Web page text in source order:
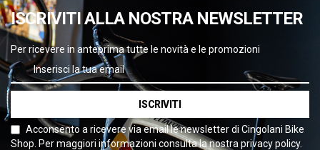
ISCRIVITI ALLA NOSTRA NEWSLETTER
Per ricevere in anteprima tutte le novità e le promozioni
ISCRIVITI
Acconsento a ricevere via email le newsletter di Cingolani Bike
Shop. Per maggiori informazioni consulta la nostra privacy policy.